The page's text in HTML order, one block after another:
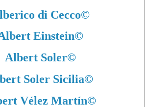
di Cecco©
Einstein©
Albert Soler©
Soler Sicilia©
Vélez Martín©